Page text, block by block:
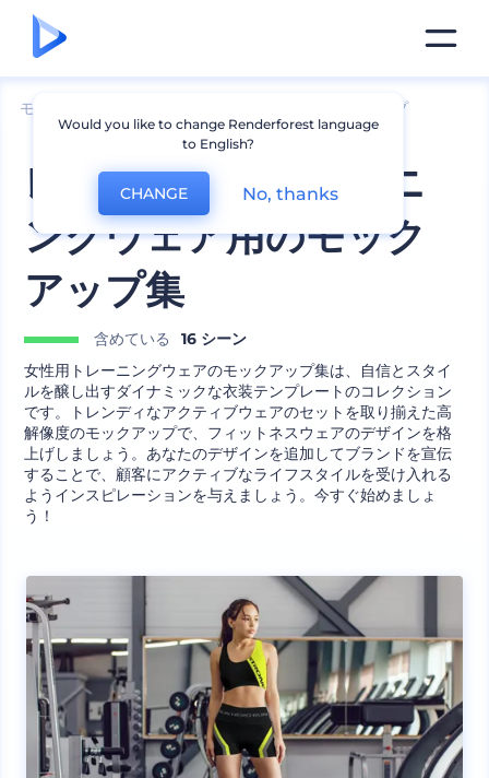
モックアップ タンクトップのモックアップ
レディースのトレーニ
ングウェア用のモック
アップ集
含めている
16 シーン
女性用トレーニングウェアのモックアップ集は、自信とスタイ
ルを醸し出すダイナミックな衣装テンプレートのコレクション
です。トレンディなアクティブウェアのセットを取り揃えた高
解像度のモックアップで、フィットネスウェアのデザインを格
上げしましょう。あなたのデザインを追加してブランドを宣伝
することで、顧客にアクティブなライフスタイルを受け入れる
ようインスピレーションを与えましょう。今すぐ始めましょ
う！
Would you like to change Renderforest language
to English?
CHANGE No, thanks